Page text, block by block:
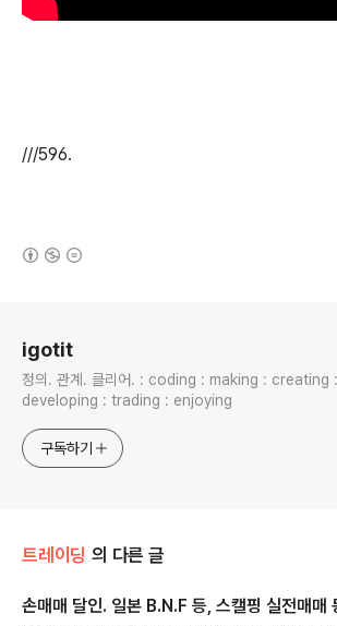
///596.
igotit
정의. 관계. 클리어. : coding : making : creating :
developing : trading : enjoying
구독하기
트레이딩 의 다른 글
손매매 달인. 일본 B.N.F 등, 스캘핑 실전매매